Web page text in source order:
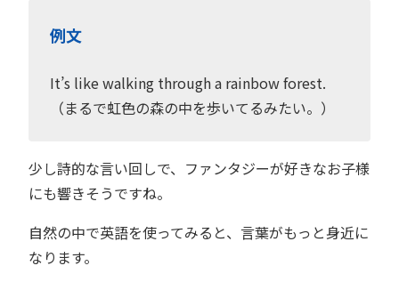
例文
It’s like walking through a rainbow forest.
（まるで虹色の森の中を歩いてるみたい。）
少し詩的な言い回しで、ファンタジーが好きなお子様
にも響きそうですね。
自然の中で英語を使ってみると、言葉がもっと身近に
なります。